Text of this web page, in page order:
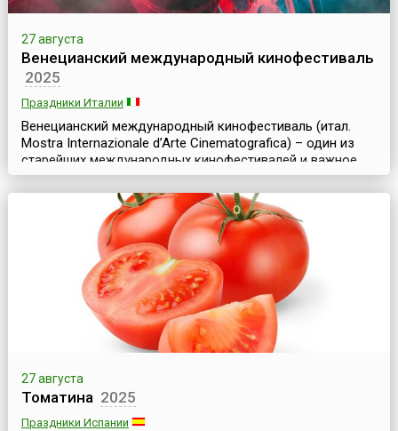
27 августа
Венецианский международный кинофестиваль
2025
Праздники Италии
Венецианский международный кинофестиваль (итал.
Mostra Internazionale d’Arte Cinematografica) – один из
старейших международных кинофестивалей и важное
событие в мире кинематографа. Он проводится
ежегодно осенью (чаще в августе-сентябре) на острове
Лидо (Италия) и длится около двух недель. Фестиваль
был основан в 1932 году по инициативе итальянского
диктатора Бенито Муссолини. Его история прер...
27 августа
Томатина 2025
Праздники Испании